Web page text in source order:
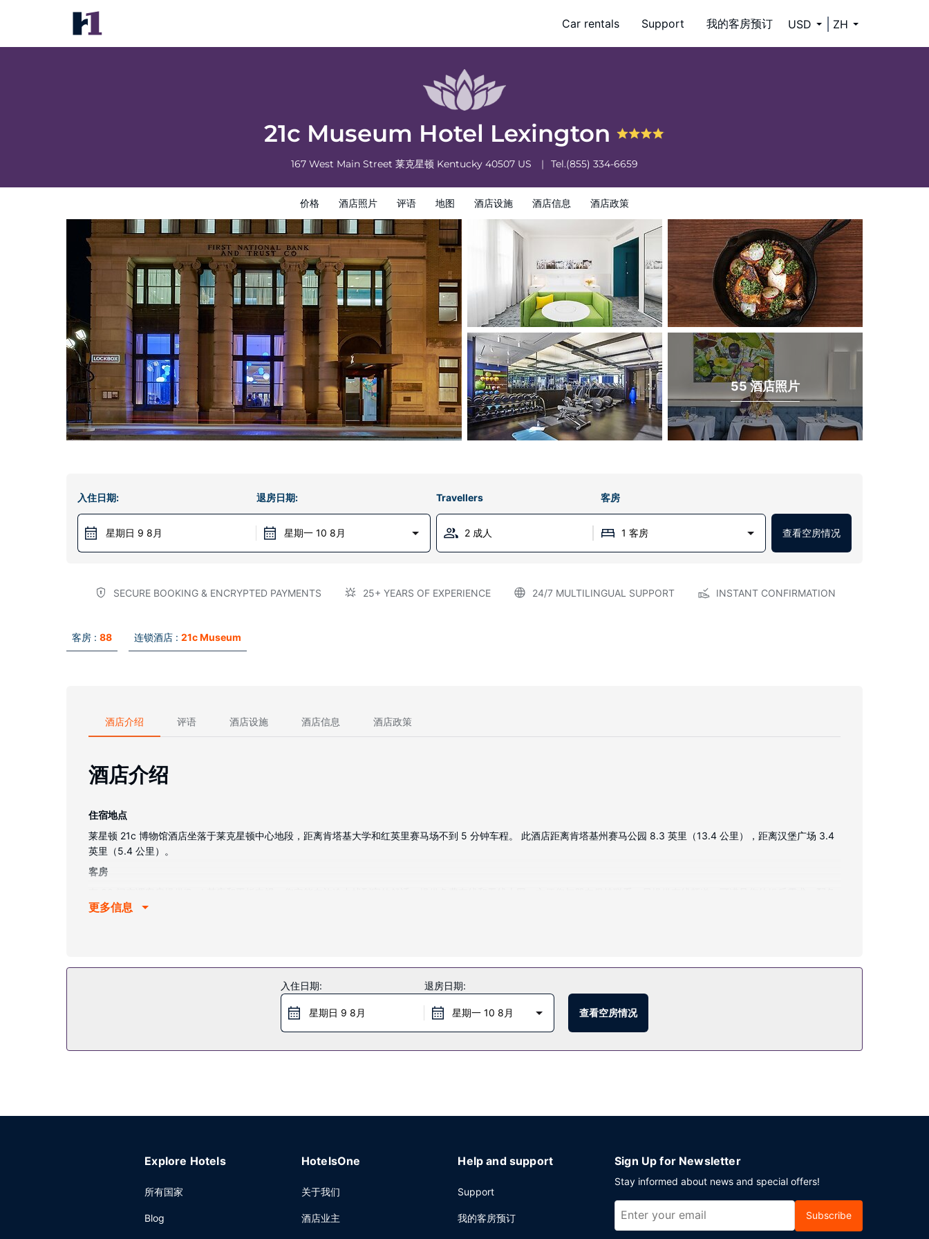
Car rentals Support 我的客房预订 USD ZH
21c Museum Hotel Lexington
167 West Main Street 莱克星顿 Kentucky 40507 US Tel.(855) 334-6659
价格 酒店照片 评语 地图 酒店设施 酒店信息 酒店政策
21c Museum Hotel Lexington
价格 酒店照片
55 酒店照片
入住日期:
星期日 9 8月
退房日期:
星期一 10 8月
Travellers 客房
2 成人 1 客房 查看空房情况
SECURE BOOKING & ENCRYPTED PAYMENTS 25+ YEARS OF EXPERIENCE 24/7 MULTILINGUAL SUPPORT INSTANT CONFIRMATION
客房 : 88 连锁酒店 : 21c Museum
酒店介绍 评语 酒店设施 酒店信息 酒店政策
酒店介绍
住宿地点
莱星顿 21c 博物馆酒店坐落于莱克星顿中心地段，距离肯塔基大学和红英里赛马场不到 5 分钟车程。 此酒店距离肯塔基州赛马公园 8.3 英里（13.4 公里），距离汉堡广场 3.4
英里（5.4 公里）。
客房
浴缸或淋浴的私人浴室提供名牌洗护用品和吹风机。便利设施包括保险箱和迷你吧，以及带有免费市内通话的电话。
餐厅
您可以去Lockbox餐厅吃点便餐，也可在这里的酒吧/酒廊小酌一杯轻松一下。还可以选择待在房间里，享受部分时段客房送餐服务。
特色服务/设施包括免费高速有线上网、24 小时商务中心和干洗/洗衣服务。
更多信息
入住日期:
星期日 9 8月
退房日期:
星期一 10 8月 查看空房情况
Explore Hotels
所有国家
Blog
HotelsOne
关于我们
酒店业主
Help and support
Support
我的客房预订
Sign Up for Newsletter
Stay informed about news and special offers!
Subscribe